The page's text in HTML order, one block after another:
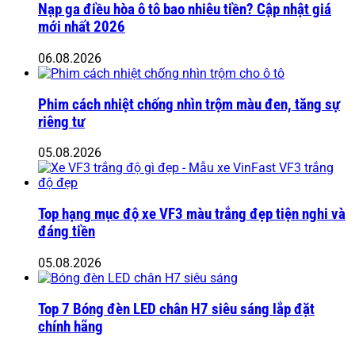
Nạp ga điều hòa ô tô bao nhiêu tiền? Cập nhật giá
mới nhất 2026
06.08.2026
Phim cách nhiệt chống nhìn trộm màu đen, tăng sự
riêng tư
05.08.2026
Top hạng mục độ xe VF3 màu trắng đẹp tiện nghi và
đáng tiền
05.08.2026
Top 7 Bóng đèn LED chân H7 siêu sáng lắp đặt
chính hãng